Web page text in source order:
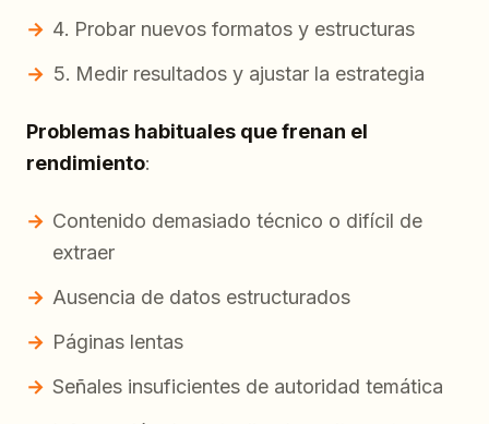
Probar nuevos formatos y estructuras
Medir resultados y ajustar la estrategia
Problemas habituales que frenan el
rendimiento:
Contenido demasiado técnico o difícil de
extraer
Ausencia de datos estructurados
Páginas lentas
Señales insuficientes de autoridad temática